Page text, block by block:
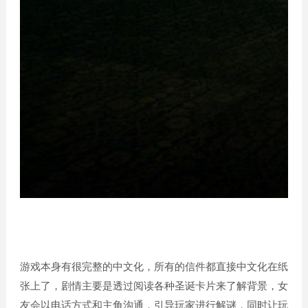
游戏本身有很完整的中文化，所有的信件都直接中文化在纸
张上了，剧情主要是透过阅读各种圣诞卡片来了解背景，女
友会以电话方式和主角沟通，引导玩家进行解谜，同时让玩